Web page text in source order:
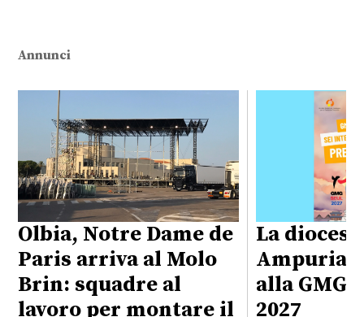
Annunci
Olbia, Notre Dame de
Paris arriva al Molo
Brin: squadre al
lavoro per montare il
La
Ampurias
alla GMG
2027